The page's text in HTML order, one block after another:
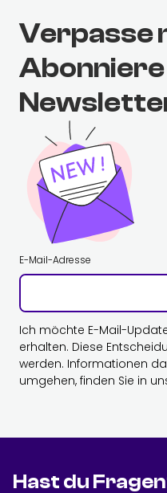
Verpasse
E-Mail-Adresse
Ich möchte E-Mail-
erhalten. Diese
werden. Informationen
umgehen, finden Sie in
Hast du